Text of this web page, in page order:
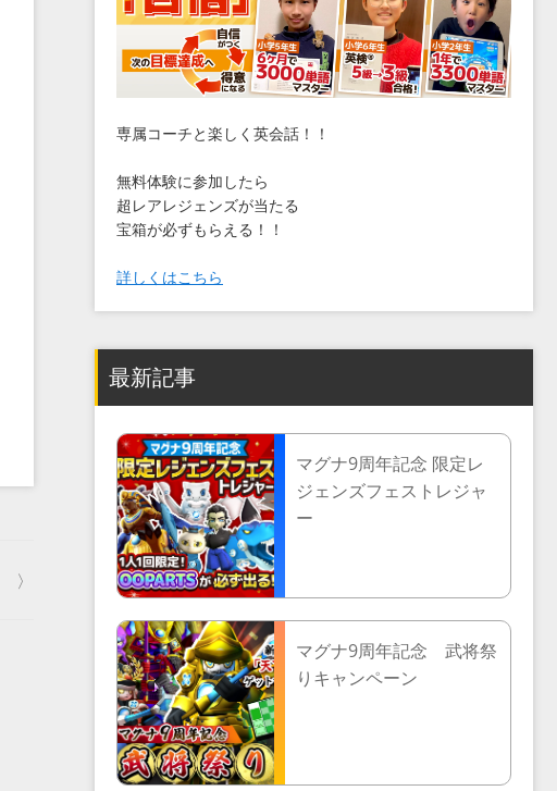
〉
専属コーチと楽しく英会話！！
無料体験に参加したら
超レアレジェンズが当たる
宝箱が必ずもらえる！！
詳しくはこちら
最新記事
マグナ9周年記念 限定レ
ジェンズフェストレジャ
ー
マグナ9周年記念 武将祭
りキャンペーン